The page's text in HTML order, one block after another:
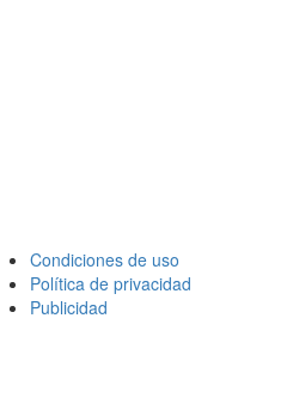
Condiciones de uso
Política de privacidad
Publicidad